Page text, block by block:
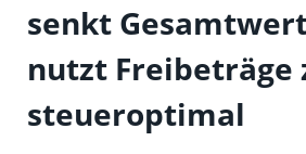
senkt
nutzt Freibeträge
steueroptimal